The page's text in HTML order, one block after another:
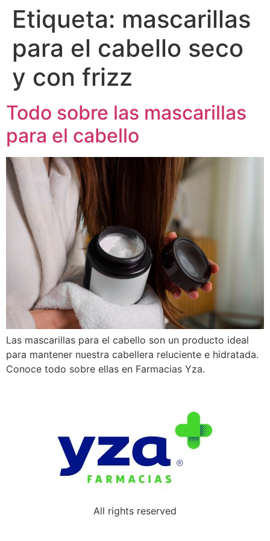
Etiqueta: mascarillas
para el cabello seco
y con frizz
Todo sobre las mascarillas
para el cabello
Las mascarillas para el cabello son un producto ideal
para mantener nuestra cabellera reluciente e hidratada.
Conoce todo sobre ellas en Farmacias Yza.
All rights reserved